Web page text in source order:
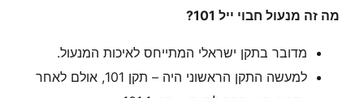
מה זה מנעול חבוי ייל 101?
מדובר בתקן ישראלי המתייחס לאיכות המנעול.
למעשה התקן הראשוני היה – תקן 101, אולם לאחר